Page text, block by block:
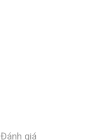
Đánh giá